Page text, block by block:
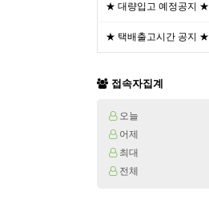
★ 대량입고 예정공지 ★
★ 택배출고시간 공지 ★
접속자집계
오늘
어제
최대
전체